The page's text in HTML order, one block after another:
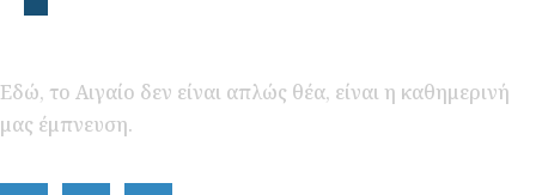
Εδώ, το Αιγαίο δεν είναι απλώς θέα, είναι η καθημερινή
μας έμπνευση.